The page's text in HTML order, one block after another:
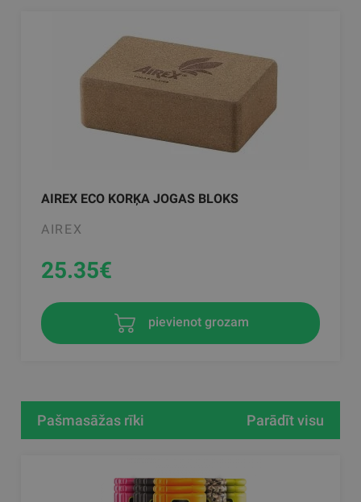
AIREX ECO KORĶA JOGAS BLOKS
AIREX
25.35€
pievienot grozam
Pašmasāžas rīki Parādīt visu